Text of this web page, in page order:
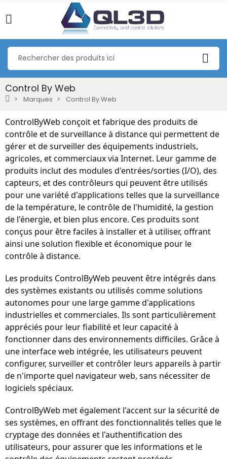
Control By Web
Marques Control By Web
ControlByWeb conçoit et fabrique des produits de
contrôle et de surveillance à distance qui permettent de
gérer et de surveiller des équipements industriels,
agricoles, et commerciaux via Internet. Leur gamme de
produits inclut des modules d'entrées/sorties (I/O), des
capteurs, et des contrôleurs qui peuvent être utilisés
pour une variété d'applications telles que la surveillance
de la température, le contrôle de l'humidité, la gestion
de l'énergie, et bien plus encore. Ces produits sont
conçus pour être faciles à installer et à utiliser, offrant
ainsi une solution flexible et économique pour le
contrôle à distance.
Les produits ControlByWeb peuvent être intégrés dans
des systèmes existants ou utilisés comme solutions
autonomes pour une large gamme d'applications
industrielles et commerciales. Ils sont particulièrement
appréciés pour leur fiabilité et leur capacité à
fonctionner dans des environnements difficiles. Grâce à
une interface web intégrée, les utilisateurs peuvent
configurer, surveiller et contrôler leurs appareils à partir
de n'importe quel navigateur web, sans nécessiter de
logiciels spéciaux.
ControlByWeb met également l'accent sur la sécurité de
ses systèmes, en offrant des fonctionnalités telles que le
cryptage des données et l'authentification des
utilisateurs, pour assurer que les informations et le